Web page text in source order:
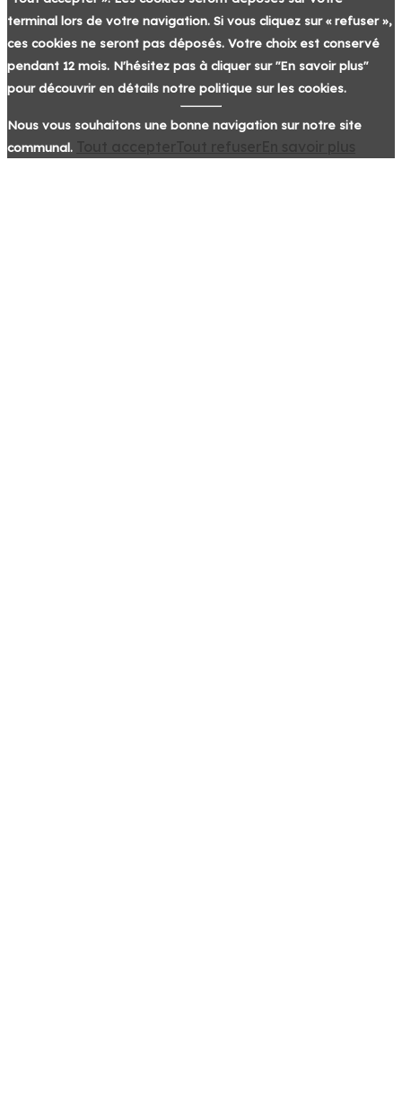
terminal lors de votre navigation. Si vous cliquez sur « refuser »,
ces cookies ne seront pas déposés. Votre choix est conservé
pendant 12 mois. N'hésitez pas à cliquer sur "En savoir plus"
pour découvrir en détails notre politique sur les cookies.
Nous vous souhaitons une bonne navigation sur notre site
communal.